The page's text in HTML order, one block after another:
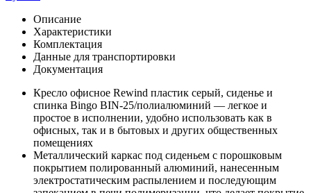
Описание
Характеристики
Комплектация
Данные для транспортировки
Документация
Кресло офисное Rewind пластик серый, сиденье и
спинка Bingo BIN-25/полиалюминий — легкое и
простое в исполнении, удобно использовать как в
офисных, так и в бытовых и других общественных
помещениях
Металлический каркас под сиденьем с порошковым
покрытием полированный алюминий, нанесенным
электростатическим распылением и последующим